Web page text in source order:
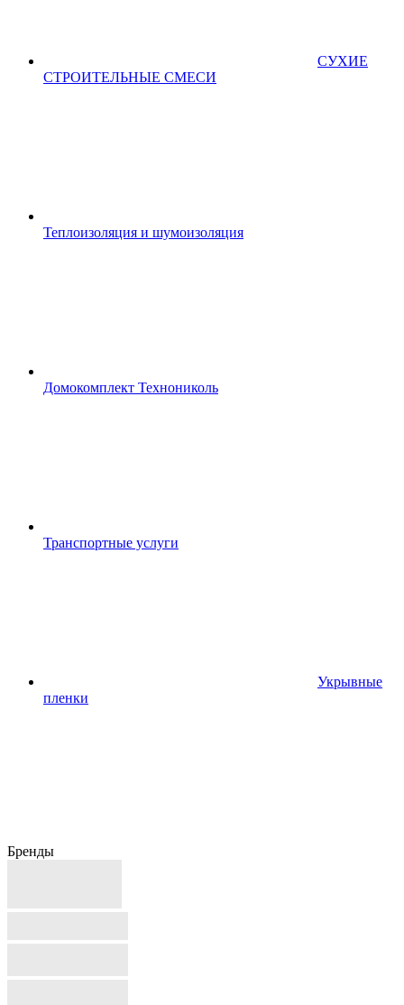
СУХИЕ
СТРОИТЕЛЬНЫЕ СМЕСИ
Теплоизоляция и шумоизоляция
Домокомплект Технониколь
Транспортные услуги
Укрывные
пленки
Бренды